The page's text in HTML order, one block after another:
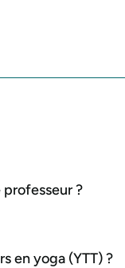
?
en yoga (YTT) ?